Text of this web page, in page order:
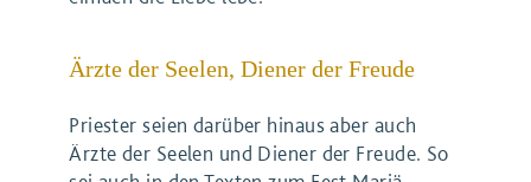
Ärzte der Seelen, Diener der Freude
Priester seien darüber hinaus aber auch
Ärzte der Seelen und Diener der Freude. So